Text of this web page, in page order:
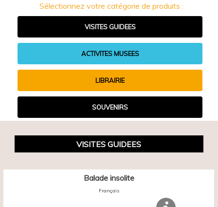
Sélectionnez votre catégorie de produits :
VISITES GUIDEES
ACTIVITES MUSEES
LIBRAIRIE
SOUVENIRS
VISITES GUIDEES
Balade insolite
Français